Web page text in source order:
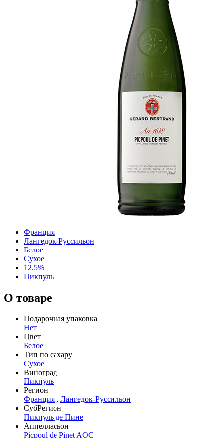
Франция
Лангедок-Руссильон
Белое
Сухое
12.5%
Пикпуль
О товаре
Подарочная упаковка
Нет
Цвет
Белое
Тип по сахару
Сухое
Виноград
Пикпуль
Регион
Франция , Лангедок-Руссильон
СубРегион
Пикпуль де Пине
Аппелласьон
Picpoul de Pinet AOC